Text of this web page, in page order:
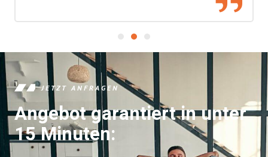
JETZT ANFRAGEN
Angebot garantiert in unter
15 Minuten: